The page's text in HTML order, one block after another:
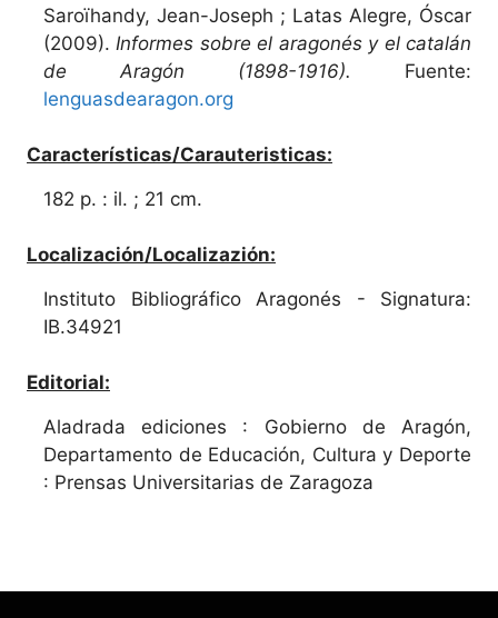
Saroïhandy, Jean-Joseph ; Latas Alegre, Óscar
(2009). Informes sobre el aragonés y el catalán
de Aragón (1898-1916). Fuente:
lenguasdearagon.org
Características/Carauteristicas:
182 p. : il. ; 21 cm.
Localización/Localizazión:
Instituto Bibliográfico Aragonés - Signatura:
IB.34921
Editorial:
Aladrada ediciones : Gobierno de Aragón,
Departamento de Educación, Cultura y Deporte
: Prensas Universitarias de Zaragoza